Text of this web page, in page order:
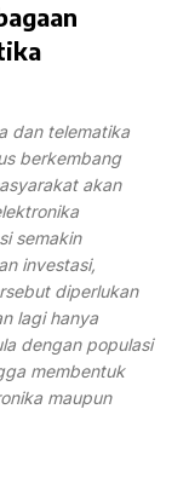
dan telematika
berkembang
akan
semakin
investasi,
diperlukan
lagi hanya
dengan populasi
membentuk
maupun